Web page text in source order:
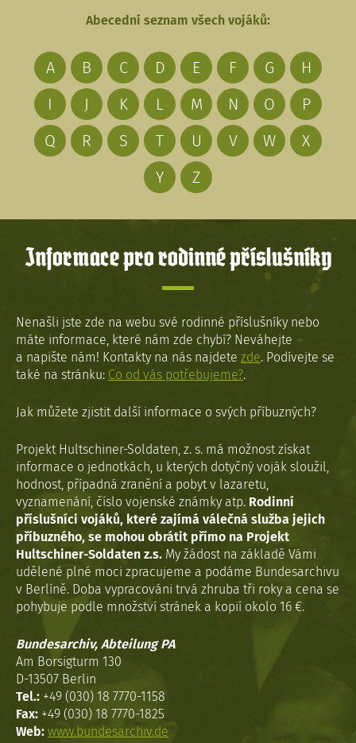
Abecední seznam všech vojáků:
A B C D E F G
H
I
J K L M N O
P
Q
R S T U V W
X
Y
Z
Informace pro rodinné příslušníky
Nenašli jste zde na webu své rodinné příslušníky nebo
máte informace, které nám zde chybí? Neváhejte
a napište nám! Kontakty na nás najdete zde. Podívejte se
také na stránku: Co od vás potřebujeme?.
Jak můžete zjistit další informace o svých příbuzných?
Projekt Hultschiner-Soldaten, z. s. má možnost získat
informace o jednotkách, u kterých dotyčný voják sloužil,
hodnost, případná zranění a pobyt v lazaretu,
vyznamenání, číslo vojenské známky atp. Rodinní
příslušníci vojáků, které zajímá válečná služba jejich
příbuzného, se mohou obrátit přímo na Projekt
Hultschiner-Soldaten z.s. My žádost na základě Vámi
udělené plné moci zpracujeme a podáme Bundesarchivu
v Berlíně. Doba vypracováni trvá zhruba tři roky a cena se
pohybuje podle množství stránek a kopií okolo 16 €.
Bundesarchiv, Abteilung PA
Am Borsigturm 130
D-13507 Berlin
Tel.: +49 (030) 18 7770-1158
Fax: +49 (030) 18 7770-1825
Web: www.bundesarchiv.de